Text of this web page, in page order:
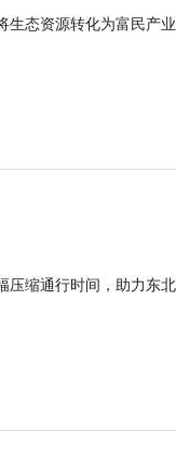
生态资源转化为富民产
压缩通行时间，助力东